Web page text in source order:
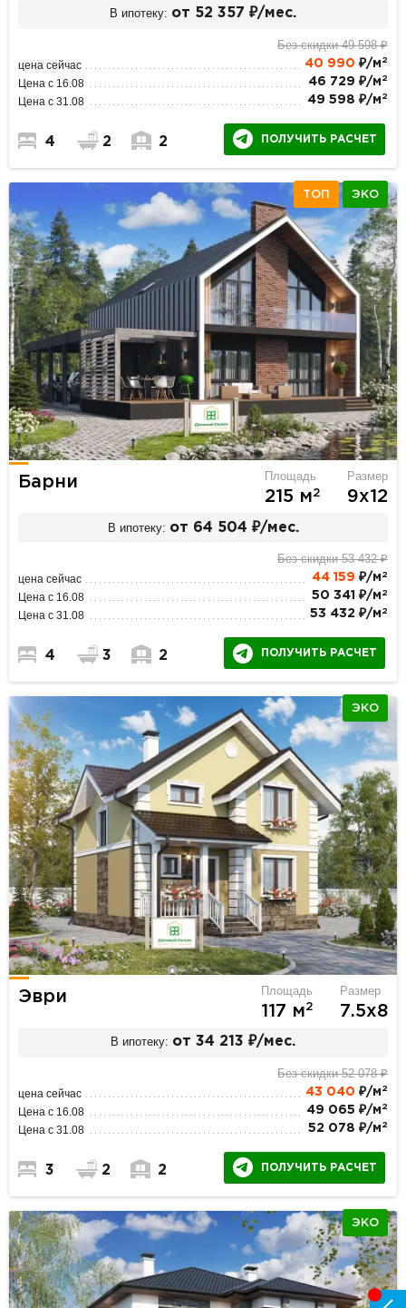
В ипотеку: от 52 357 ₽/мес.
Без скидки 49 598 ₽
цена сейчас 40 990 ₽/м 2
Цена с 16.08 46 729 ₽/м 2
Цена с 31.08 49 598 ₽/м 2
4 2 2 ПОЛУЧИТЬ РАСЧЕТ
ТОП ЭКО
Барни Площадь
215 м2
Размер
9х12
В ипотеку: от 64 504 ₽/мес.
Без скидки 53 432 ₽
цена сейчас 44 159 ₽/м 2
Цена с 16.08 50 341 ₽/м 2
Цена с 31.08 53 432 ₽/м 2
4 3 2 ПОЛУЧИТЬ РАСЧЕТ
ЭКО
Эври Площадь
117 м2
Размер
7.5х8
В ипотеку: от 34 213 ₽/мес.
Без скидки 52 078 ₽
цена сейчас 43 040 ₽/м 2
Цена с 16.08 49 065 ₽/м 2
Цена с 31.08 52 078 ₽/м 2
3 2 2 ПОЛУЧИТЬ РАСЧЕТ
ЭКО